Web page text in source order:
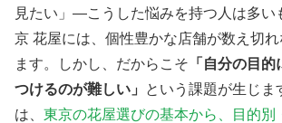
見たい」—こうした悩みを持つ人は多い
京 花屋には、個性豊かな店舗が数え切
ます。しかし、だからこそ 「自分の目
つけるのが難しい」
という課題が生じま
は、 東京の花屋選びの基本から、目的別